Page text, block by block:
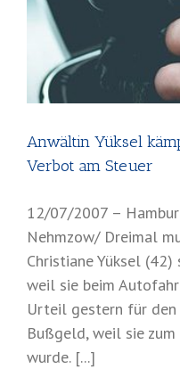
Anwältin Yüksel
Verbot am Steuer
12/07/2007 –
Nehmzow/ Dreimal
Christiane Yüksel
weil sie beim
Urteil gestern für
Bußgeld, weil sie
wurde. [...]